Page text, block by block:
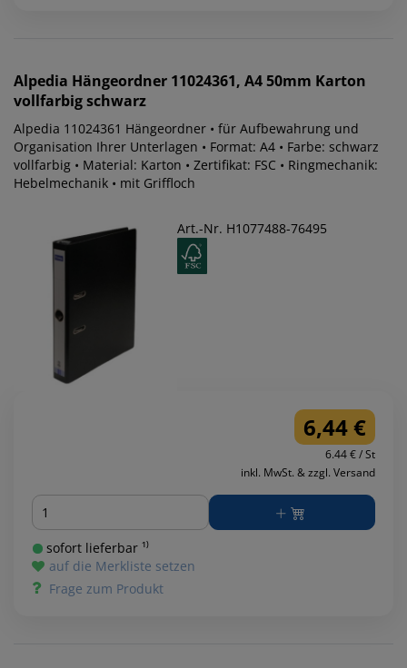
Alpedia Hängeordner 11024361, A4 50mm Karton
vollfarbig schwarz
Alpedia 11024361 Hängeordner • für Aufbewahrung und
Organisation Ihrer Unterlagen • Format: A4 • Farbe: schwarz
vollfarbig • Material: Karton • Zertifikat: FSC • Ringmechanik:
Hebelmechanik • mit Griffloch
Art.-Nr. H1077488-76495
6,44 €
6.44 € / St
inkl. MwSt. & zzgl. Versand
Menge
sofort lieferbar ¹⁾
auf die Merkliste setzen
Frage zum Produkt